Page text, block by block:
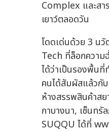
Complex และสา
เยาว์ตลอดวัน
โดดเด่นด้วย 3 น
Tech ที่ล็อกความ
ได้ว่าเป็นรองพื้น
คนได้สัมผัสแล้วกั
ห้างสรรพสินค้าส
กาบางนา, เซ็นท
SUQQU ได้ที่